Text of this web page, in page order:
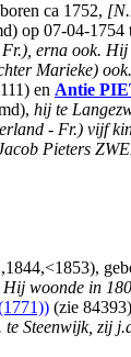
ca 1752,
op 07-04-1754
erna ook.
Marieke)
en Antie
hij te
- Fr.) vijf
Pieters
Hij woonde in
(zie
Steenwijk, zij